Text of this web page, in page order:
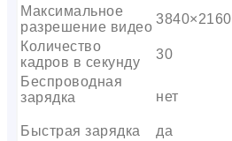
Максимальное
разрешение видео
3840×2160
Количество
кадров в секунду
30
Беспроводная
зарядка
нет
Быстрая зарядка
да